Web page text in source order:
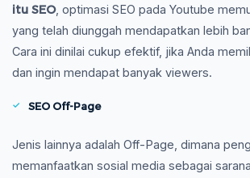
itu SEO, optimasi SEO pada Youtube
yang telah diunggah mendapatkan lebih
Cara ini dinilai cukup efektif, jika Anda
dan ingin mendapat banyak viewers.
SEO Off-Page
Jenis lainnya adalah Off-Page, dimana
memanfaatkan sosial media sebagai